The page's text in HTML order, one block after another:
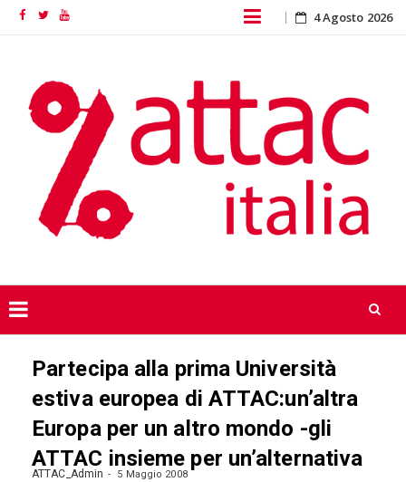
FacebookTwitterYouTube Skip
content
4 Agosto 2026
Partecipa alla prima Università
estiva europea di ATTAC:un’altra
Europa per un altro mondo -gli
ATTAC insieme per un’alternativa
ATTAC_Admin 5 Maggio 2008